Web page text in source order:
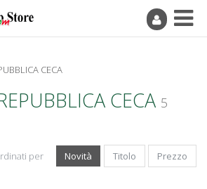
CECA
CECA 5
per Novità Titolo Prezzo